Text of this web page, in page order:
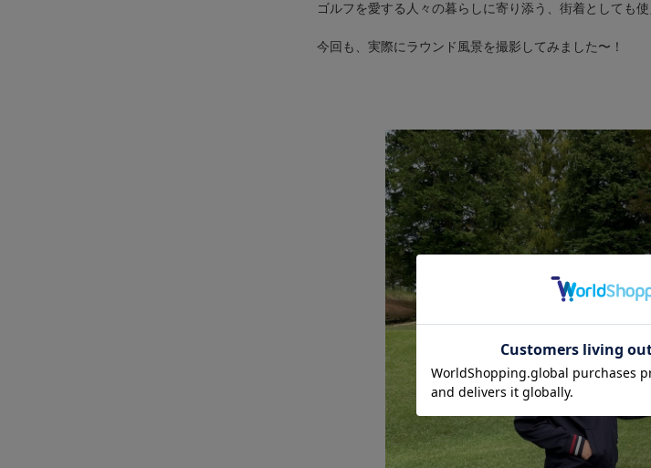
ゴルフを愛する人々の暮らしに寄り添う、街着としても
今回も、実際にラウンド風景を撮影してみました〜！